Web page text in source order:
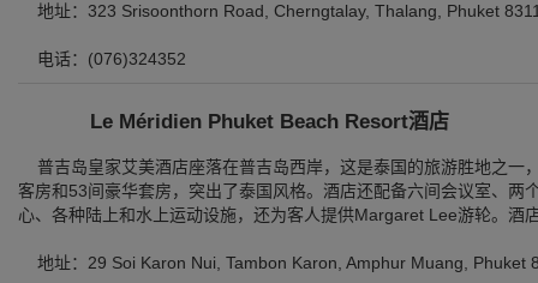
地址：323 Srisoonthorn Road, Cherngtalay, Thalang, Phuket
电话：(076)324352
Le Méridien Phuket Beach Resort酒店
普吉岛皇家艾美酒店座落在普吉岛西岸，这是泰国的旅游胜地之一
客房和53间豪华套房，突出了泰国风格。酒店还配备六间会议室、
心、各种陆上和水上运动设施，还为客人提供Margaret Lee游轮。酒
地址：29 Soi Karon Nui, Tambon Karon, Amphur Muang, Phuket